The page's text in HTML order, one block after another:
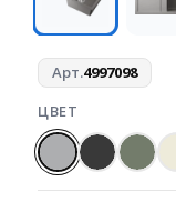
Арт.4997098
ЦВЕТ